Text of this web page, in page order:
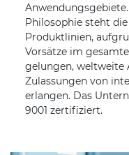
Philosophie steht
Produktlinien,
Vorsätze im
gelungen, weltweite
Zulassungen von
erlangen. Das
9001 zertifiziert.